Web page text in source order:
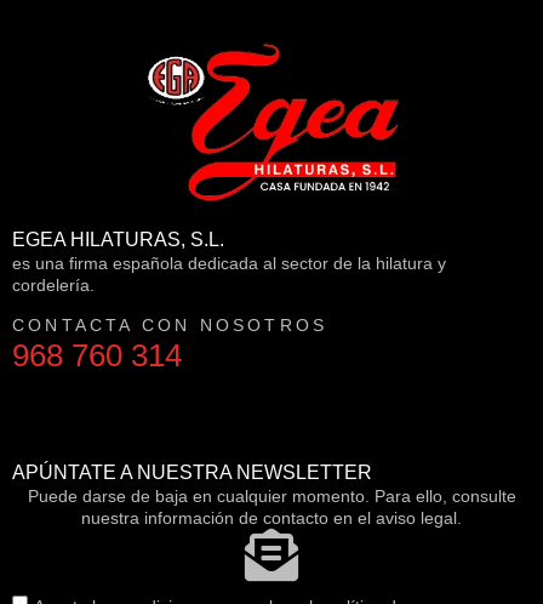
EGEA HILATURAS, S.L.
es una firma española dedicada al sector de la hilatura y
cordelería.
CONTACTA CON NOSOTROS
968 760 314
APÚNTATE A NUESTRA NEWSLETTER
Puede darse de baja en cualquier momento. Para ello, consulte
nuestra información de contacto en el aviso legal.